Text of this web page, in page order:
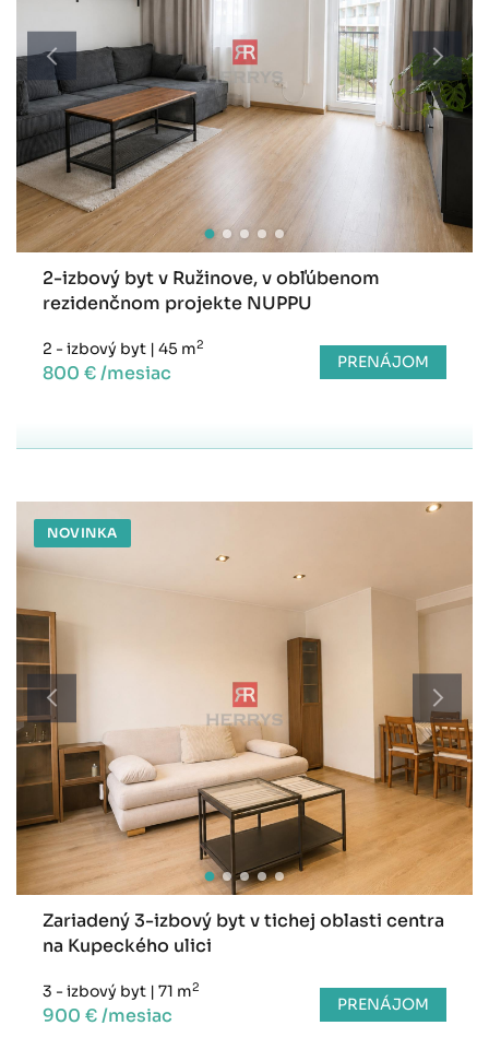
2-izbový byt v Ružinove, v obľúbenom
rezidenčnom projekte NUPPU
2 - izbový byt | 45 m2
800 € /mesiac PRENÁJOM
NOVINKA
Zariadený 3-izbový byt v tichej oblasti centra
na Kupeckého ulici
3 - izbový byt | 71 m2
900 € /mesiac PRENÁJOM